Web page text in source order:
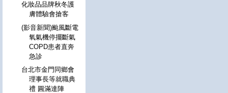
化妝品品牌秋冬護
膚體驗會搶客
(影音新聞)颱風斷電
氧氣機停擺斷氣
COPD患者直奔
急診
台北市金門同鄉會
理事長等就職典
禮 圓滿達陣